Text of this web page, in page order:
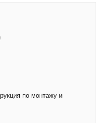
по монтажу и